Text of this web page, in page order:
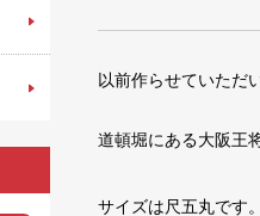
以前作らせていただ
道頓堀にある大阪王
サイズは尺五丸です。